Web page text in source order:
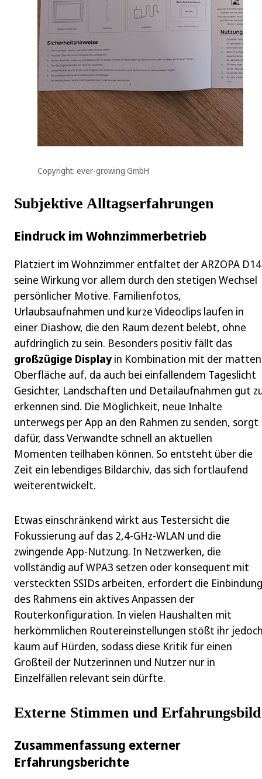
Copyright: ever-growing GmbH
Subjektive Alltagserfahrungen
Eindruck im Wohnzimmerbetrieb
Platziert im Wohnzimmer entfaltet der ARZOPA D14
seine Wirkung vor allem durch den stetigen Wechsel
persönlicher Motive. Familienfotos,
Urlaubsaufnahmen und kurze Videoclips laufen in
einer Diashow, die den Raum dezent belebt, ohne
aufdringlich zu sein. Besonders positiv fällt das
großzügige Displayin Kombination mit der matten
Oberfläche auf, da auch bei einfallendem Tageslicht
Gesichter, Landschaften und Detailaufnahmen gut
erkennen sind. Die Möglichkeit, neue Inhalte
unterwegs per App an den Rahmen zu senden, sorgt
dafür, dass Verwandte schnell an aktuellen
Momenten teilhaben können. So entsteht über die
Zeit ein lebendiges Bildarchiv, das sich fortlaufend
weiterentwickelt.
Etwas einschränkend wirkt aus Testersicht die
Fokussierung auf das 2,4‑GHz-WLAN und die
zwingende App-Nutzung. In Netzwerken, die
vollständig auf WPA3 setzen oder konsequent mit
versteckten SSIDs arbeiten, erfordert die Einbindung
des Rahmens ein aktives Anpassen der
Routerkonfiguration. In vielen Haushalten mit
herkömmlichen Routereinstellungen stößt ihr
kaum auf Hürden, sodass diese Kritik für einen
Großteil der Nutzerinnen und Nutzer nur in
Einzelfällen relevant sein dürfte.
Externe Stimmen und Erfahrungsbild
Zusammenfassung externer
Erfahrungsberichte